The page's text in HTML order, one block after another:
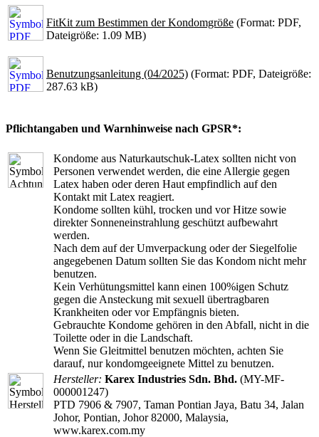
FitKit zum Bestimmen der Kondomgröße (Format: PDF,
Dateigröße: 1.09 MB)
Benutzungsanleitung (04/2025) (Format: PDF, Dateigröße:
287.63 kB)
Pflichtangaben und Warnhinweise nach GPSR*:
Kondome aus Naturkautschuk-Latex sollten nicht von
Personen verwendet werden, die eine Allergie gegen
Latex haben oder deren Haut empfindlich auf den
Kontakt mit Latex reagiert.
Kondome sollten kühl, trocken und vor Hitze sowie
direkter Sonneneinstrahlung geschützt aufbewahrt
werden.
Nach dem auf der Umverpackung oder der Siegelfolie
angegebenen Datum sollten Sie das Kondom nicht mehr
benutzen.
Kein Verhütungsmittel kann einen 100%igen Schutz
gegen die Ansteckung mit sexuell übertragbaren
Krankheiten oder vor Empfängnis bieten.
Gebrauchte Kondome gehören in den Abfall, nicht in die
Toilette oder in die Landschaft.
Wenn Sie Gleitmittel benutzen möchten, achten Sie
darauf, nur kondomgeeignete Mittel zu benutzen.
Hersteller: Karex Industries Sdn. Bhd. (MY-MF-
000001247)
PTD 7906 & 7907, Taman Pontian Jaya, Batu 34, Jalan
Johor, Pontian, Johor 82000, Malaysia,
www.karex.com.my